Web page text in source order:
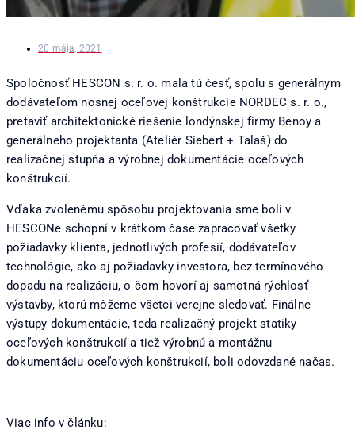
20 mája, 2021
Spoločnosť HESCON s. r. o. mala tú česť, spolu s generálnym
dodávateľom nosnej oceľovej konštrukcie NORDEC s. r. o.,
pretaviť architektonické riešenie londýnskej firmy Benoy a
generálneho projektanta (Ateliér Siebert + Talaš) do
realizačnej stupňa a výrobnej dokumentácie oceľových
konštrukcií.
Vďaka zvolenému spôsobu projektovania sme boli v
HESCONe schopní v krátkom čase zapracovať všetky
požiadavky klienta, jednotlivých profesií, dodávateľov
technológie, ako aj požiadavky investora, bez termínového
dopadu na realizáciu, o čom hovorí aj samotná rýchlosť
výstavby, ktorú môžeme všetci verejne sledovať. Finálne
výstupy dokumentácie, teda realizačný projekt statiky
oceľových konštrukcií a tiež výrobnú a montážnu
dokumentáciu oceľových konštrukcií, boli odovzdané načas.
Viac info v článku: